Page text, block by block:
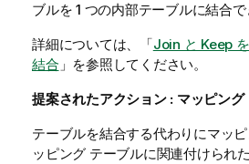
ブルを 1 つの内部テーブルに結合で
詳細については、「Join と Keep
結合 」を参照してください。
提案されたアクション : マッピング
テーブルを結合する代わりにマッ
ッピング テーブルに関連付けられ